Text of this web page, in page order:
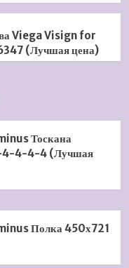
Viega Visign for
(Лучшая цена)
Тоскана
4-4-4 (Лучшая
Полка 450х721